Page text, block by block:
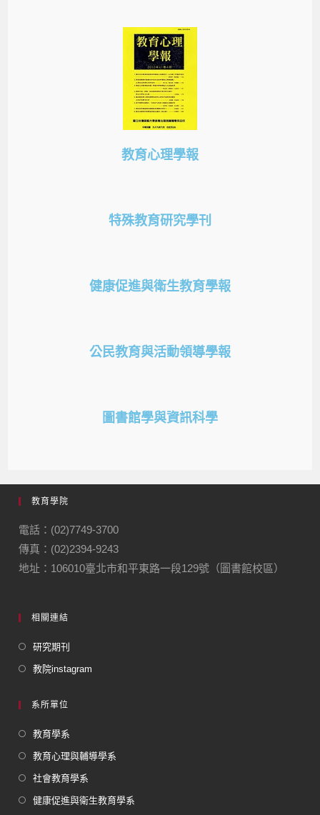
教育心理學報
特殊教育研究學刊
健康促進與衛生教育學報
公民教育與活動領導學報
圖書館學與資訊科學
教育學院
電話：(02)7749-3700
傳真：(02)2394-9243
地址：106010臺北市和平東路一段129號（圖書館校區）
相關連結
研究期刊
教院instagram
系所單位
教育學系
教育心理與輔導學系
社會教育學系
健康促進與衛生教育學系